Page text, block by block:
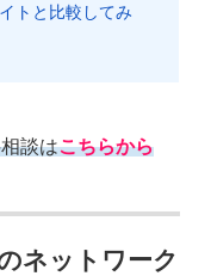
トと比較してみ
談はこちらから
ネットワーク